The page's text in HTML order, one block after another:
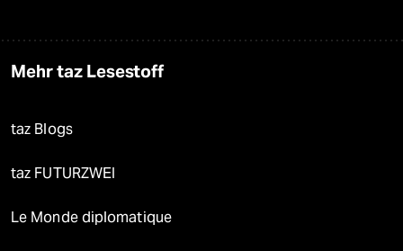
Mehr taz Lesestoff
taz Blogs
taz FUTURZWEI
Le Monde diplomatique